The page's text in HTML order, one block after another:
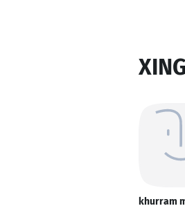
khurram